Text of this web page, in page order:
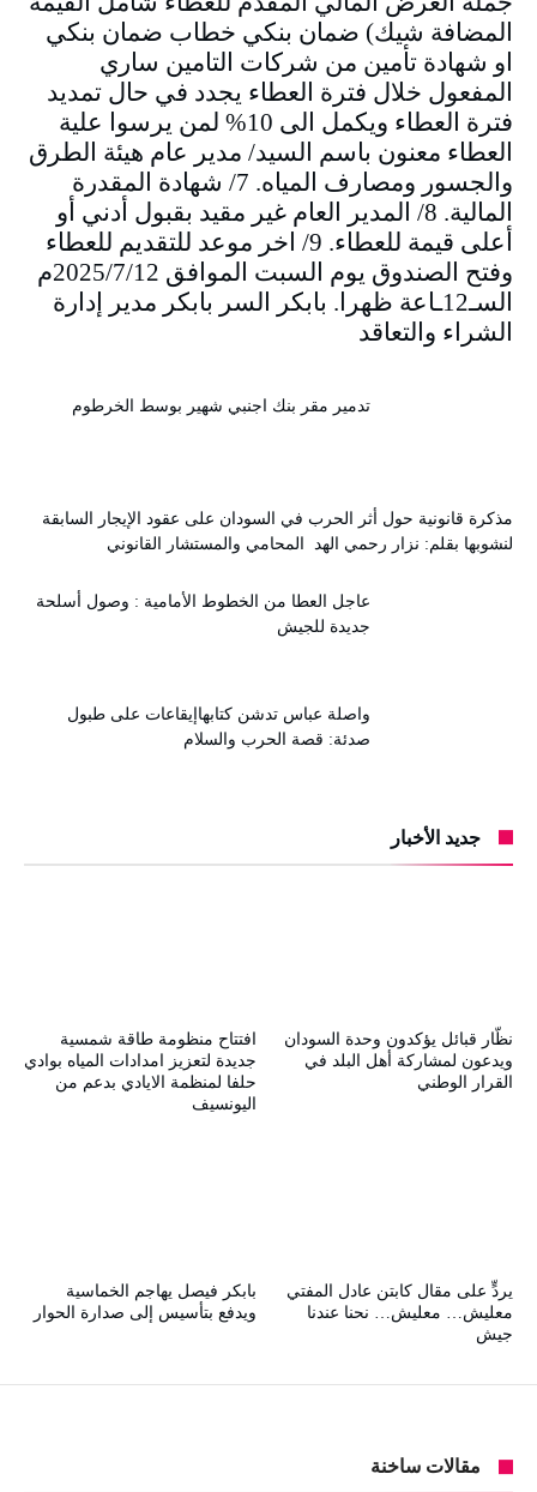
المضافة شيك) ضمان بنكي خطاب ضمان بنكي
او شهادة تأمين من شركات التامين ساري
المفعول خلال فترة العطاء يجدد في حال تمديد
فترة العطاء ويكمل الى 10% لمن يرسوا علية
العطاء معنون باسم السيد/ مدير عام هيئة الطرق
والجسور ومصارف المياه. 7/ شهادة المقدرة
المالية. 8/ المدير العام غير مقيد بقبول أدني أو
أعلى قيمة للعطاء. 9/ اخر موعد للتقديم للعطاء
وفتح الصندوق يوم السبت الموافق 2025/7/12م
السـ12ـاعة ظهرا. بابكر السر بابكر مدير إدارة
الشراء والتعاقد
تدمير مقر بنك اجنبي شهير بوسط الخرطوم
مذكرة قانونية حول أثر الحرب في السودان على عقود الإيجار السابقة
لنشوبها بقلم: نزار رحمي الهد المحامي والمستشار القانوني
عاجل العطا من الخطوط الأمامية : وصول أسلحة
جديدة للجيش
واصلة عباس تدشن كتابهاإيقاعات على طبول
صدئة: قصة الحرب والسلام
جديد الأخبار
افتتاح منظومة طاقة شمسية
جديدة لتعزيز امدادات المياه بوادي
حلفا لمنظمة الايادي بدعم من
اليونسيف
نظّار قبائل يؤكدون وحدة السودان
ويدعون لمشاركة أهل البلد في
القرار الوطني
بابكر فيصل يهاجم الخماسية
ويدفع بتأسيس إلى صدارة الحوار
يردٍّ على مقال كابتن عادل المفتي
معليش… معليش… نحنا عندنا
جيش
مقالات ساخنة